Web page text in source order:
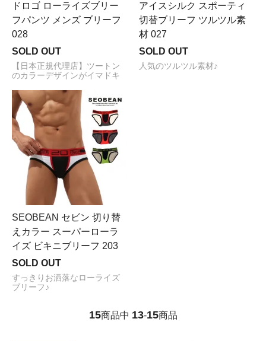
ドロゴ ローライズブリー
フパンツ メンズ ブリーフ
028
SOLD OUT
【日本正規代理店】ツートン
のカラーデザインがイマドキ
アイスシルク スポーティ
切替ブリーフ ツルツル素
材 027
SOLD OUT
人気のツルツル素材♪
SEOBEAN セビン 切り替
えカラー スーパーローラ
イズ ビキニブリーフ 203
SOLD OUT
すっきりお洒落なローライズ
ブリーフ♪
15商品中 13-15商品